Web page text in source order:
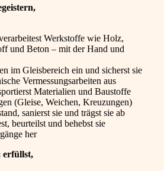
Werkstoffe wie Holz,
und Beton – mit der Hand und
im Gleisbereich ein und sicherst sie
Vermessungsarbeiten aus
Materialien und Baustoffe
(Gleise, Weichen, Kreuzungen)
sanierst sie und trägst sie ab
beurteilst und behebst sie
her
erfüllst,